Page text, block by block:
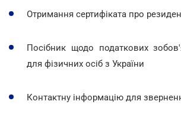
Отримання сертифіката про
Посібник щодо податкових
для фізичних осіб з України
Контактну інформацію для